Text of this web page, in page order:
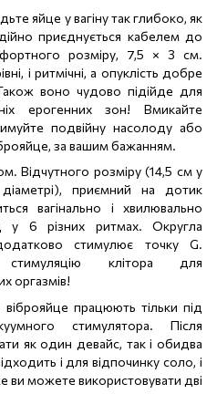
яйце у ​​вагіну так глибоко, як
приєднується кабелем до
розміру, 7,5 × 3 см.
і ритмічні, а опуклість добре
воно чудово підійде для
ерогенних зон! Вмикайте
подвійну насолоду або
за вашим бажанням.
Відчутного розміру (14,5 см у
приємний на дотик
вагінально і хвилювально
у 6 різних ритмах. Округла
стимулює точку G.
клітора для
оргазмів!
віброяйце працюють тільки під
стимулятора. Після
як один девайс, так і обидва
і для відпочинку соло, і
ви можете використовувати дві